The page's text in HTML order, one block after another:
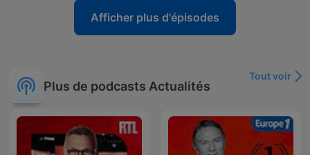
Afficher plus d'épisodes
Plus de podcasts Actualités
Tout voir